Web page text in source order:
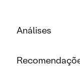
Análises